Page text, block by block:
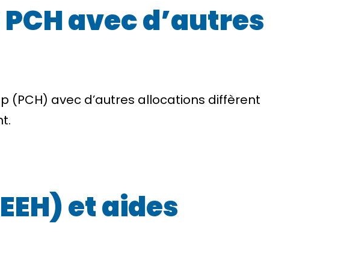
avec d’autres
(PCH) avec d’autres allocations diffèrent
et aides